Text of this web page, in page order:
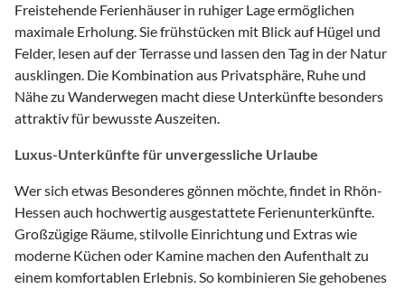
Freistehende Ferienhäuser in ruhiger Lage ermöglichen
maximale Erholung. Sie frühstücken mit Blick auf Hügel und
Felder, lesen auf der Terrasse und lassen den Tag in der Natur
ausklingen. Die Kombination aus Privatsphäre, Ruhe und
Nähe zu Wanderwegen macht diese Unterkünfte besonders
attraktiv für bewusste Auszeiten.
Luxus-Unterkünfte für unvergessliche Urlaube
Wer sich etwas Besonderes gönnen möchte, findet in Rhön-
Hessen auch hochwertig ausgestattete Ferienunterkünfte.
Großzügige Räume, stilvolle Einrichtung und Extras wie
moderne Küchen oder Kamine machen den Aufenthalt zu
einem komfortablen Erlebnis. So kombinieren Sie gehobenes